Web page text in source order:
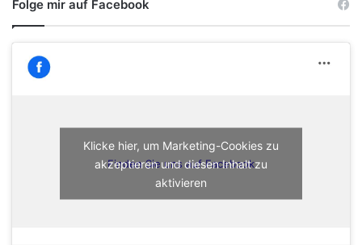
Folge mir auf Facebook
Finden Sie uns auf Facebook
Klicke hier, um Marketing-Cookies zu
akzeptieren und diesen Inhalt zu
aktivieren